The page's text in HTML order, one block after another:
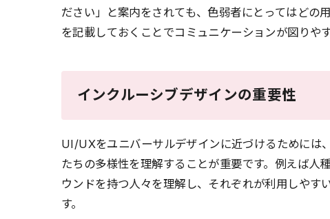
ださい」と案内をされても、色弱者にとってはどの
を記載しておくことでコミュニケーションが図りや
インクルーシブデザインの重要性
UI/UXをユニバーサルデザインに近づけるためには
たちの多様性を理解することが重要です。例えば人
ウンドを持つ人々を理解し、それぞれが利用しやす
す。